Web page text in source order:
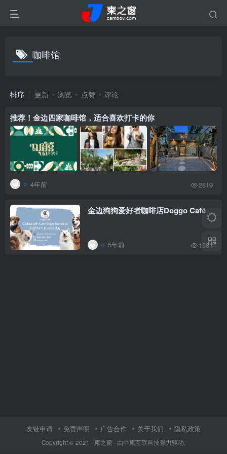
咖啡馆
排序 更新 浏览 点赞 评论
推荐！金边四家咖啡馆，适合喜欢打卡的你
4年前 2819
金边狗狗爱好者咖啡店Doggo Café
5年前 1581
友链申请 免责声明 广告合作 关于我们 隐私政策
Copyright © 2021 · 柬之窗 · 由中柬互联科技强力驱动.